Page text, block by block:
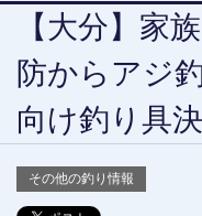
【大分】家
防からアジ
向け釣り具
その他の釣り情報